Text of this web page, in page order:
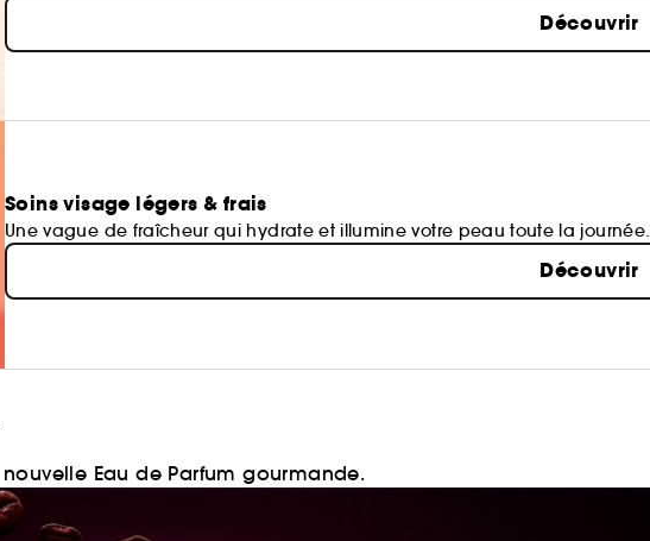
Découvrir
Soins visage légers & frais
Une vague de fraîcheur qui hydrate et illumine votre peau toute la journée.
Découvrir
Eau de Parfum gourmande.